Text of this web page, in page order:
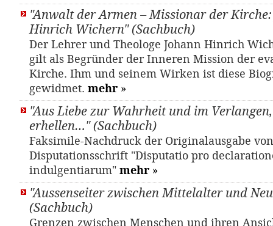
"Anwalt der Armen – Missionar der
Hinrich Wichern" (Sachbuch)
Der Lehrer und Theologe Johann Hinrich
gilt als Begründer der Inneren Mission der
Kirche. Ihm und seinem Wirken ist diese
gewidmet. mehr »
"Aus Liebe zur Wahrheit und im
erhellen…" (Sachbuch)
Faksimile-Nachdruck der Originalausgabe
Disputationsschrift "Disputatio pro
indulgentiarum" mehr »
"Aussenseiter zwischen Mittelalter und
(Sachbuch)
Grenzen zwischen Menschen und ihren